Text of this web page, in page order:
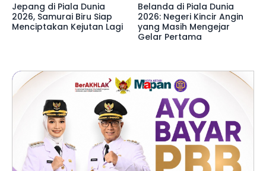
Jepang di Piala Dunia
2026, Samurai Biru Siap
Menciptakan Kejutan Lagi
Belanda di Piala Dunia
2026: Negeri Kincir Angin
yang Masih Mengejar
Gelar Pertama